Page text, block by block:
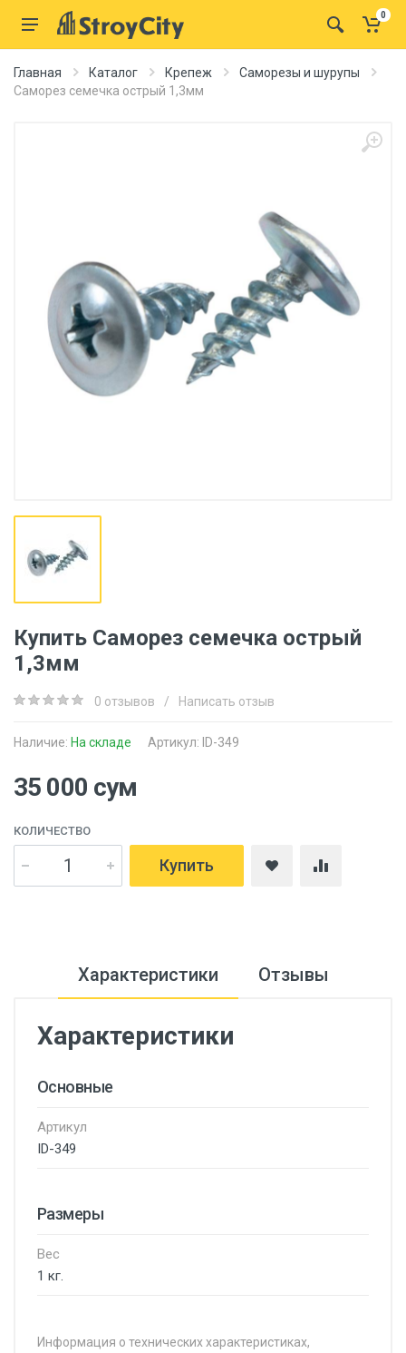
0
Главная Каталог Крепеж
Саморезы и шурупы
Саморез семечка острый 1,3мм
Купить Саморез семечка острый
1,3мм
0 отзывов / Написать отзыв
Наличие: На складе Артикул: ID-349
35 000 сум
КОЛИЧЕСТВО
Купить
Характеристики Отзывы
Характеристики
Основные
Артикул
ID-349
Размеры
Вес
1 кг.
Информация о технических характеристиках,